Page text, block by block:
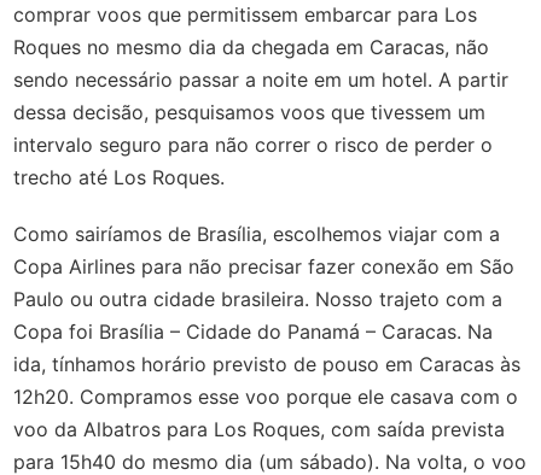
comprar voos que permitissem embarcar para Los
Roques no mesmo dia da chegada em Caracas, não
sendo necessário passar a noite em um hotel. A partir
dessa decisão, pesquisamos voos que tivessem um
intervalo seguro para não correr o risco de perder o
trecho até Los Roques.
Como sairíamos de Brasília, escolhemos viajar com a
Copa Airlines para não precisar fazer conexão em São
Paulo ou outra cidade brasileira. Nosso trajeto com a
Copa foi Brasília – Cidade do Panamá – Caracas. Na
ida, tínhamos horário previsto de pouso em Caracas às
12h20. Compramos esse voo porque ele casava com o
voo da Albatros para Los Roques, com saída prevista
para 15h40 do mesmo dia (um sábado). Na volta, o voo